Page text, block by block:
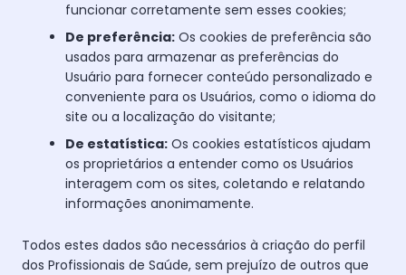
funcionar corretamente sem esses cookies;
De preferência: Os cookies de preferência são
usados para armazenar as preferências do
Usuário para fornecer conteúdo personalizado e
conveniente para os Usuários, como o idioma do
site ou a localização do visitante;
De estatística: Os cookies estatísticos ajudam
os proprietários a entender como os Usuários
interagem com os sites, coletando e relatando
informações anonimamente.
Todos estes dados são necessários à criação do perfil
dos Profissionais de Saúde, sem prejuízo de outros que